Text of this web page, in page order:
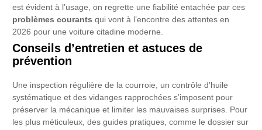
est évident à l’usage, on regrette une fiabilité entachée par ces
problèmes courants qui vont à l’encontre des attentes en
2026 pour une voiture citadine moderne.
Conseils d’entretien et astuces de
prévention
Une inspection régulière de la courroie, un contrôle d’huile
systématique et des vidanges rapprochées s’imposent pour
préserver la mécanique et limiter les mauvaises surprises. Pour
les plus méticuleux, des guides pratiques, comme le dossier sur